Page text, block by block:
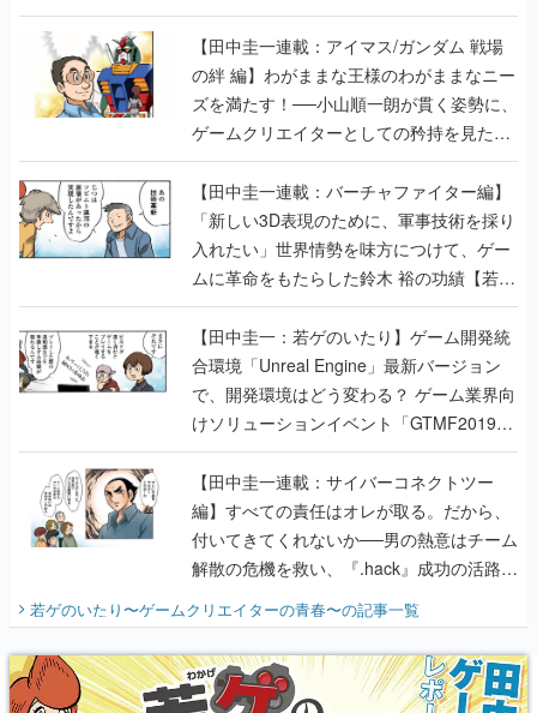
【田中圭一連載：アイマス/ガンダム 戦場
の絆 編】わがままな王様のわがままなニー
ズを満たす！──小山順一朗が貫く姿勢に、
ゲームクリエイターとしての矜持を見た
【若ゲのいたり最終回】
【田中圭一連載：バーチャファイター編】
「新しい3D表現のために、軍事技術を採り
入れたい」世界情勢を味方につけて、ゲー
ムに革命をもたらした鈴木 裕の功績【若ゲ
のいたり】
【田中圭一：若ゲのいたり】ゲーム開発統
合環境「Unreal Engine」最新バージョン
で、開発環境はどう変わる？ ゲーム業界向
けソリューションイベント「GTMF2019」
に行って、より理解を深めよう【PR】
【田中圭一連載：サイバーコネクトツー
編】すべての責任はオレが取る。だから、
付いてきてくれないか──男の熱意はチーム
解散の危機を救い、『.hack』成功の活路を
『少年ジャンプ』色だった【若ゲのいた
り】
若ゲのいたり〜ゲームクリエイターの青春〜の記事一覧